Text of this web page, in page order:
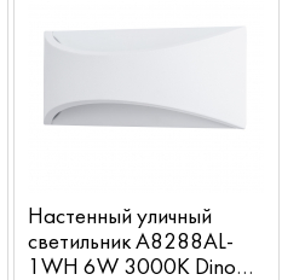
Настенный уличный
светильник A8288AL-
1WH 6W 3000K Dino